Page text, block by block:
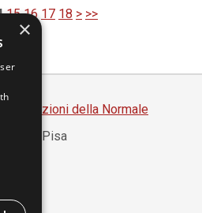
15 16 17 18 > >>
Edizioni della Normale
56126 Pisa
×